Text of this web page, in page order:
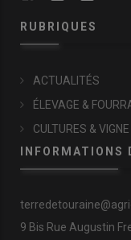
RUBRIQUES
ACTUALITÉS
ÉLEVAGE &
CULTURES & VIGNE
INFORMATIONS
9 Bis Rue Augustin